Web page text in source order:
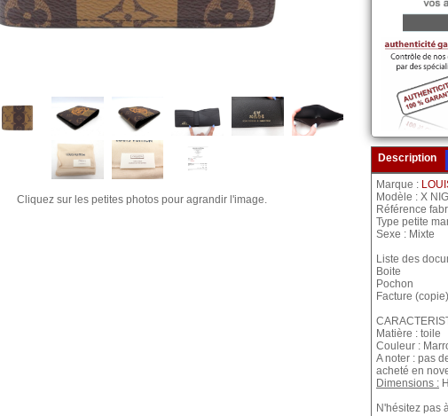
Cliquez sur les petites photos pour agrandir l'image.
Description
Marque :
Modèle : X
Référence
Type petite
Sexe : Mixte
Liste des
Boite
Pochon
Facture (copie)
Matière : toile
Couleur :
A noter : pas
acheté en
Dimensions :
N'hésitez pas